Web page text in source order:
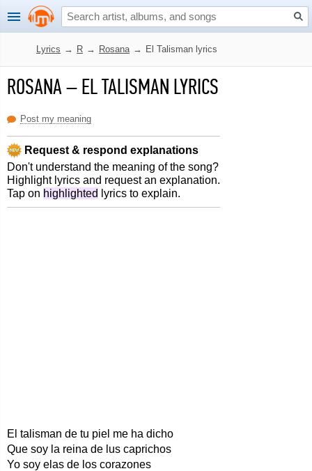
Lyrics → R → Rosana → El Talisman lyrics
ROSANA–EL TALISMAN LYRICS
Post my meaning
Request & respond explanations
Don't understand the meaning of the song?
Highlight lyrics and request an explanation.
Tap on highlighted lyrics to explain.
El talisman de tu piel me ha dicho
Que soy la reina de lus caprichos
Yo soy elas de los corazones